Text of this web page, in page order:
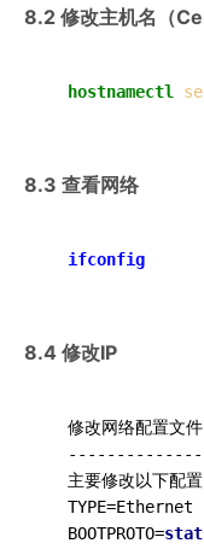
8.2 修改主机名（
hostnamectl
8.3 查看网络
  ifconfig
8.4 修改IP
修改网络配置文件
主要修改以下配
  BOOTPROTO=